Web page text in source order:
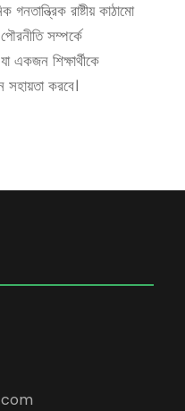
রাষ্টীয় কাঠামো
সম্পর্কে
একজন শিক্ষার্থীকে
করবে।